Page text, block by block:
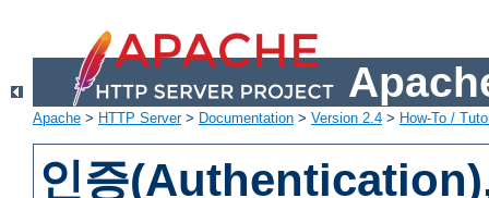
Apache > HTTP Server> Documentation > Version 2.4 > How-To /
인증